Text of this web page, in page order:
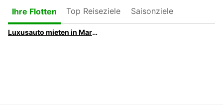
Ihre Flotten
Top Reiseziele Saisonziele
Luxusauto mieten in Marseille – Premiumfahrzeuge von Europcar